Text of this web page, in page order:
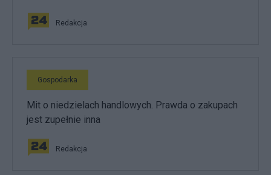
Redakcja
Gospodarka
Mit o niedzielach handlowych. Prawda o zakupach
jest zupełnie inna
Redakcja